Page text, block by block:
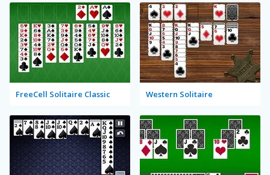
FreeCell Solitaire Classic Western Solitaire